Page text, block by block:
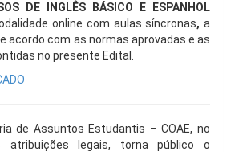
DE INGLÊS BÁSICO E ESPANHOL
online com aulas síncronas, a
acordo com as normas aprovadas e as
no presente Edital.
de Assuntos Estudantis – COAE, no
legais, torna público o